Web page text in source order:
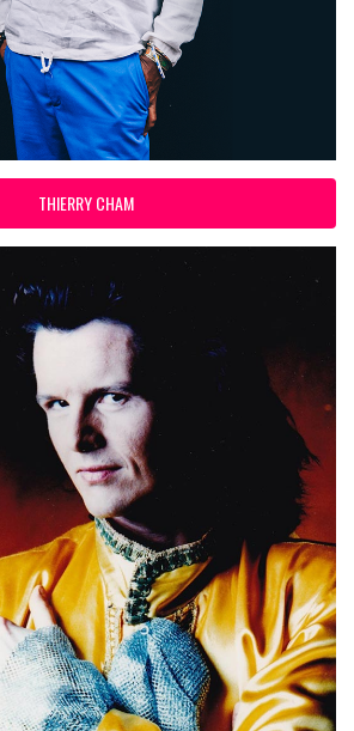
THIERRY CHAM